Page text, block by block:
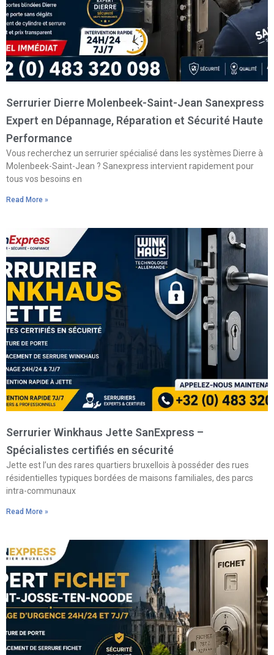
Serrurier Dierre Molenbeek-Saint-Jean Sanexpress
Expert en Dépannage, Réparation et Sécurité Haute
Performance
Vous recherchez un serrurier spécialisé dans les systèmes Dierre à
Molenbeek-Saint-Jean ? Sanexpress intervient rapidement pour
tous vos besoins en
Read More »
Serrurier Winkhaus Jette SanExpress –
Spécialistes certifiés en sécurité
Jette est l’un des rares quartiers bruxellois à posséder des rues
résidentielles typiques bordées de maisons familiales, des parcs
intra-communaux
Read More »